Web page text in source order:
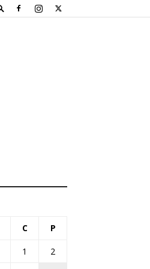
C P
1
2